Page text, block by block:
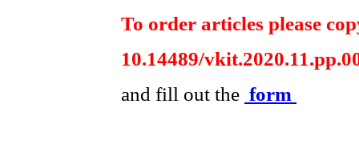
To order articles please
10.14489/
and fill out the form